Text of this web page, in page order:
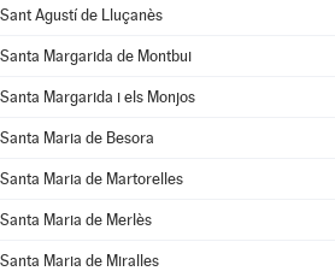
Sant Agustí de Lluçanès
Santa Margarida de Montbui
Santa Margarida i els Monjos
Santa Maria de Besora
Santa Maria de Martorelles
Santa Maria de Merlès
Santa Maria de Miralles